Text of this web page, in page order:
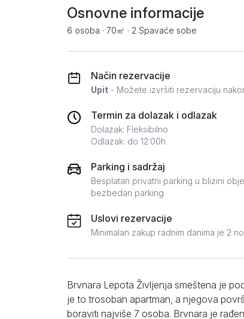
Ruma
Sremski Karlovci
Osnovne informacije
6 osoba · 70㎡ · 2 Spavaće sobe
Način rezervacije
Upit - Možete izvršiti rezervaciju
Termin za dolazak i odlazak
Dolazak: Fleksibilno
Odlazak: do 12:00h
Parking i sadržaj
Besplatan privatni parking u blizini
bezbedan parking
Uslovi rezervacije
Minimalan zakup radnim danima je 2
Brvnara Lepota Življenja smeštena je
je to trosoban apartman, a njegova
boraviti najviše 7 osoba. Brvnara je